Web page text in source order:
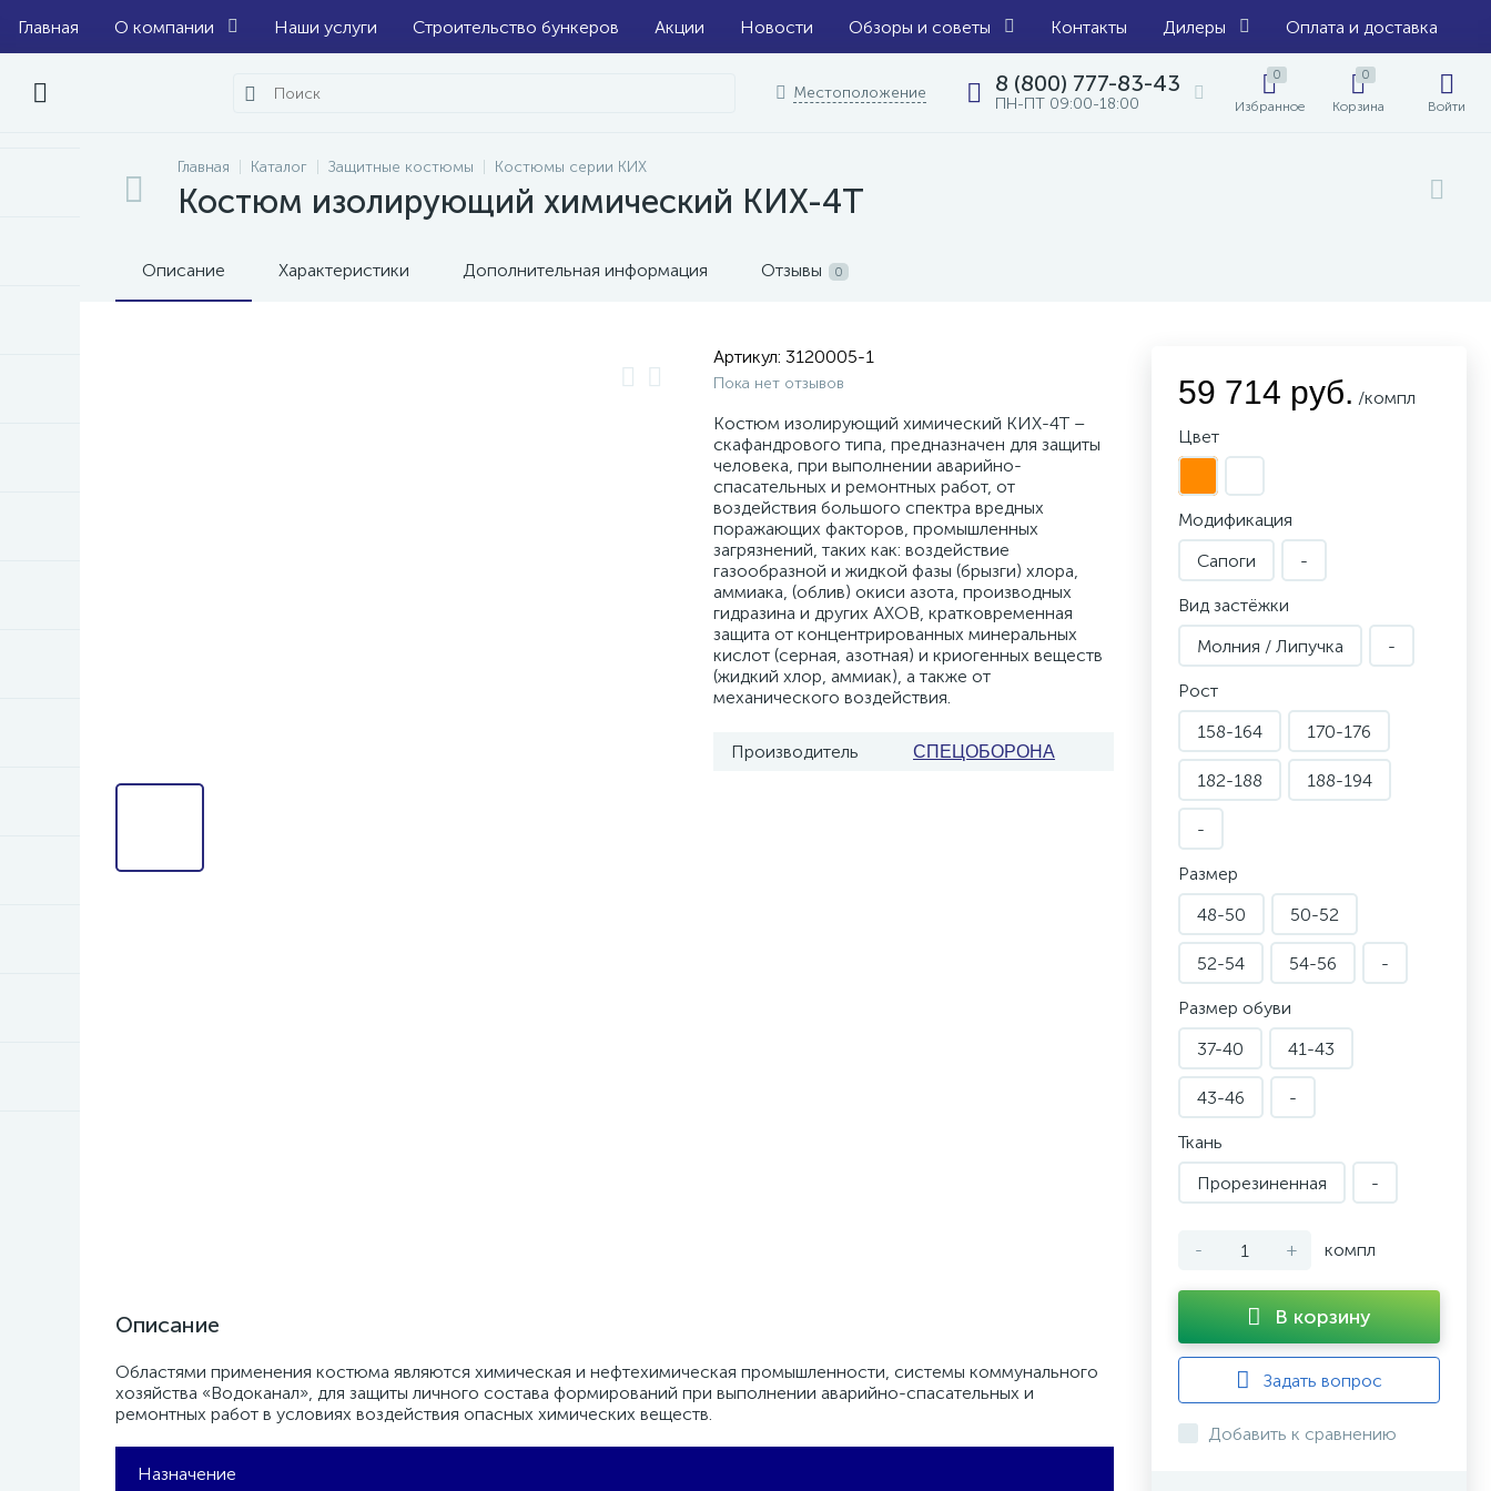
Главная О компании Наши услуги Строительство бункеров Акции Новости Обзоры и советы Контакты Дилеры Оплата и доставка
Местоположение 8 (800) 777-83-43
ПН-ПТ 09:00-18:00
0
Избранное
0
Корзина Войти
Главная Каталог Защитные костюмы Костюмы серии КИХ
Костюм изолирующий химический КИХ-4Т
Описание Характеристики Дополнительная информация Отзывы 0
Артикул: 3120005-1
Пока нет отзывов
Костюм изолирующий химический КИХ-4Т –
скафандрового типа, предназначен для защиты
человека, при выполнении аварийно-
спасательных и ремонтных работ, от
воздействия большого спектра вредных
поражающих факторов, промышленных
загрязнений, таких как: воздействие
газообразной и жидкой фазы (брызги) хлора,
аммиака, (облив) окиси азота, производных
гидразина и других АХОВ, кратковременная
защита от концентрированных минеральных
кислот (серная, азотная) и криогенных веществ
(жидкий хлор, аммиак), а также от
механического воздействия.
Производитель СПЕЦОБОРОНА
Описание
Областями применения костюма являются химическая и нефтехимическая промышленности, системы коммунального
хозяйства «Водоканал», для защиты личного состава формирований при выполнении аварийно-спасательных и
ремонтных работ в условиях воздействия опасных химических веществ.
Назначение
59 714 руб. /компл
Цвет
Модификация
Сапоги
-
Вид застёжки
Молния / Липучка
-
Рост
158-164
170-176
182-188 188-194
-
Размер
48-50
50-52
52-54 54-56 -
Размер обуви
37-40
41-43
43-46 -
Ткань
Прорезиненная
-
- + компл
В корзину
Задать вопрос
Добавить к сравнению